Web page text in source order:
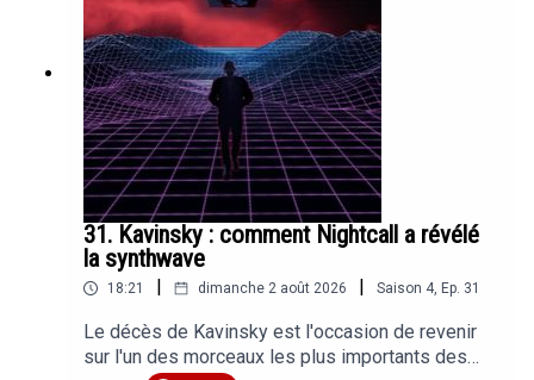
Amy Winehouse - You Know I'm No Good
Narzeky - Lucid Dreams
Midnight Dreams - LofiVision
Merci pour tout
31. Kavinsky : comment Nightcall a révélé
la synthwave
18:21 dimanche 2 août 2026 Saison 4, Ep. 31
Le décès de Kavinsky est l'occasion de revenir
sur l'un des morceaux les plus importants des